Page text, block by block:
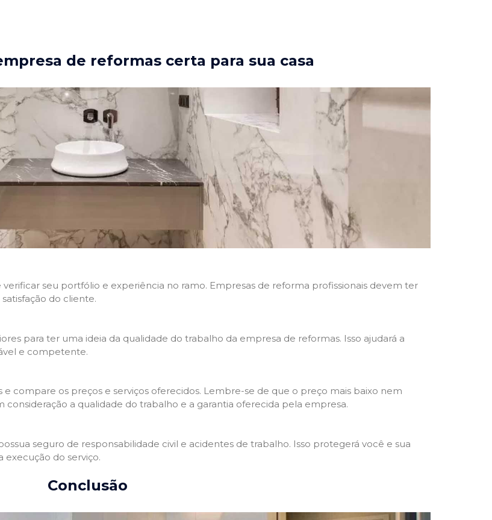
de reformas certa para sua casa
seu portfólio e experiência no ramo. Empresas de reforma profissionais devem ter
do cliente.
para ter uma ideia da qualidade do trabalho da empresa de reformas. Isso ajudará a
e competente.
compare os preços e serviços oferecidos. Lembre-se de que o preço mais baixo nem
a qualidade do trabalho e a garantia oferecida pela empresa.
seguro de responsabilidade civil e acidentes de trabalho. Isso protegerá você e sua
execução do serviço.
Conclusão